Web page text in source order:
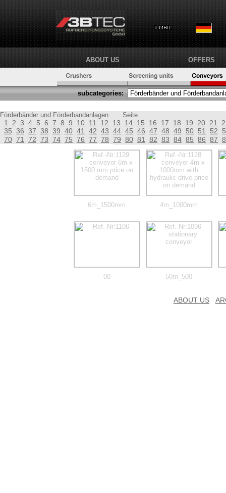
ABOUT US OFFERS
subcategories:
Förderbänder und Förderbandanlagen Seite
1 2 3 4 5 6 7 8 9 10 11 12 13 14 15 16 17 18 19 20 21
35 36 37 38 39 40 41 42 43 44 45 46 47 48 49 50 51 52
70 71 72 73 74 75 76 77 78 79 80 81 82 83 84 85 86 87
6m_1500mm 4m_1000mm
00 50m_500
ABOUT US